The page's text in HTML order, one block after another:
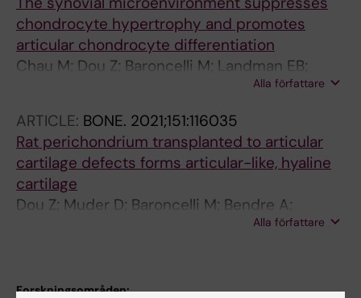
chondrocyte hypertrophy and promotes
articular chondrocyte differentiation
Chau M; Dou Z; Baroncelli M; Landman EB;
Bendre A; Kanekiyo M; Gkourogianni A; Barnes
Alla författare
ARTICLE: BONE. 2021;151:116035
Rat perichondrium transplanted to articular
cartilage defects forms articular-like, hyaline
cartilage
Dou Z; Muder D; Baroncelli M; Bendre A;
Gkourogianni A; Ottosson L; Vedung T; Nilsson
Alla författare
Forskningsområden: